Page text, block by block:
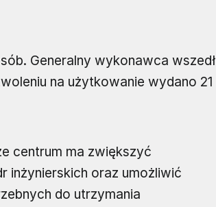
Generalny wykonawca wszedł
na użytkowanie wydano 21
centrum ma zwiększyć
inżynierskich oraz umożliwić
do utrzymania